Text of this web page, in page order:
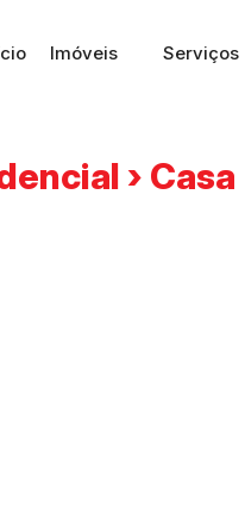
Serviços
Imóveis
› Casa